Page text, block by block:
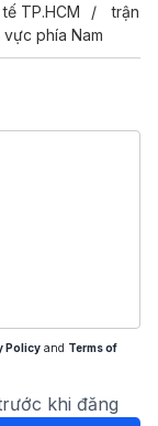
TP.HCM
trận
vực phía Nam
Policy and Terms of
khi đăng